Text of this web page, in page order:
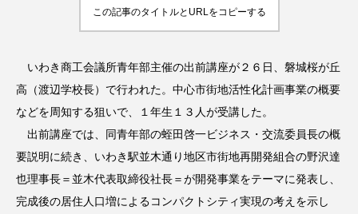
この記事のタイトルとURLをコピーする
いわき商工会議所青年部主催の出前講座が２６日、磐城桜が丘
高（渡辺学校長）で行われた。中心市街地活性化計画事業の概要
などを周知する狙いで、１年生１３人が受講した。
出前講座では、同青年部の蛭田啓一ビジネス・交流委員長の概
要説明に続き、いわき駅並木通り地区市街地再開発組合の野沢達
也理事長＝並木代表取締役社長＝が開発事業をテーマに発表し、
完成後の居住人口増によるコンパクトシティ実現の考えを示し